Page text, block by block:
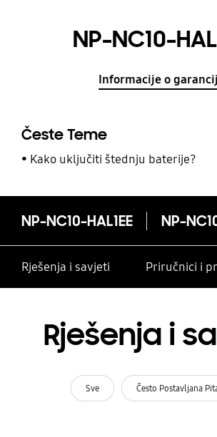
NP-NC10-
Informacije o
Česte Teme
Kako uključiti štednju baterije?
NP-NC10-HAL1EE
Rješenja i savjeti Priručnici i
Rješenja i
Sve Često Postavljana